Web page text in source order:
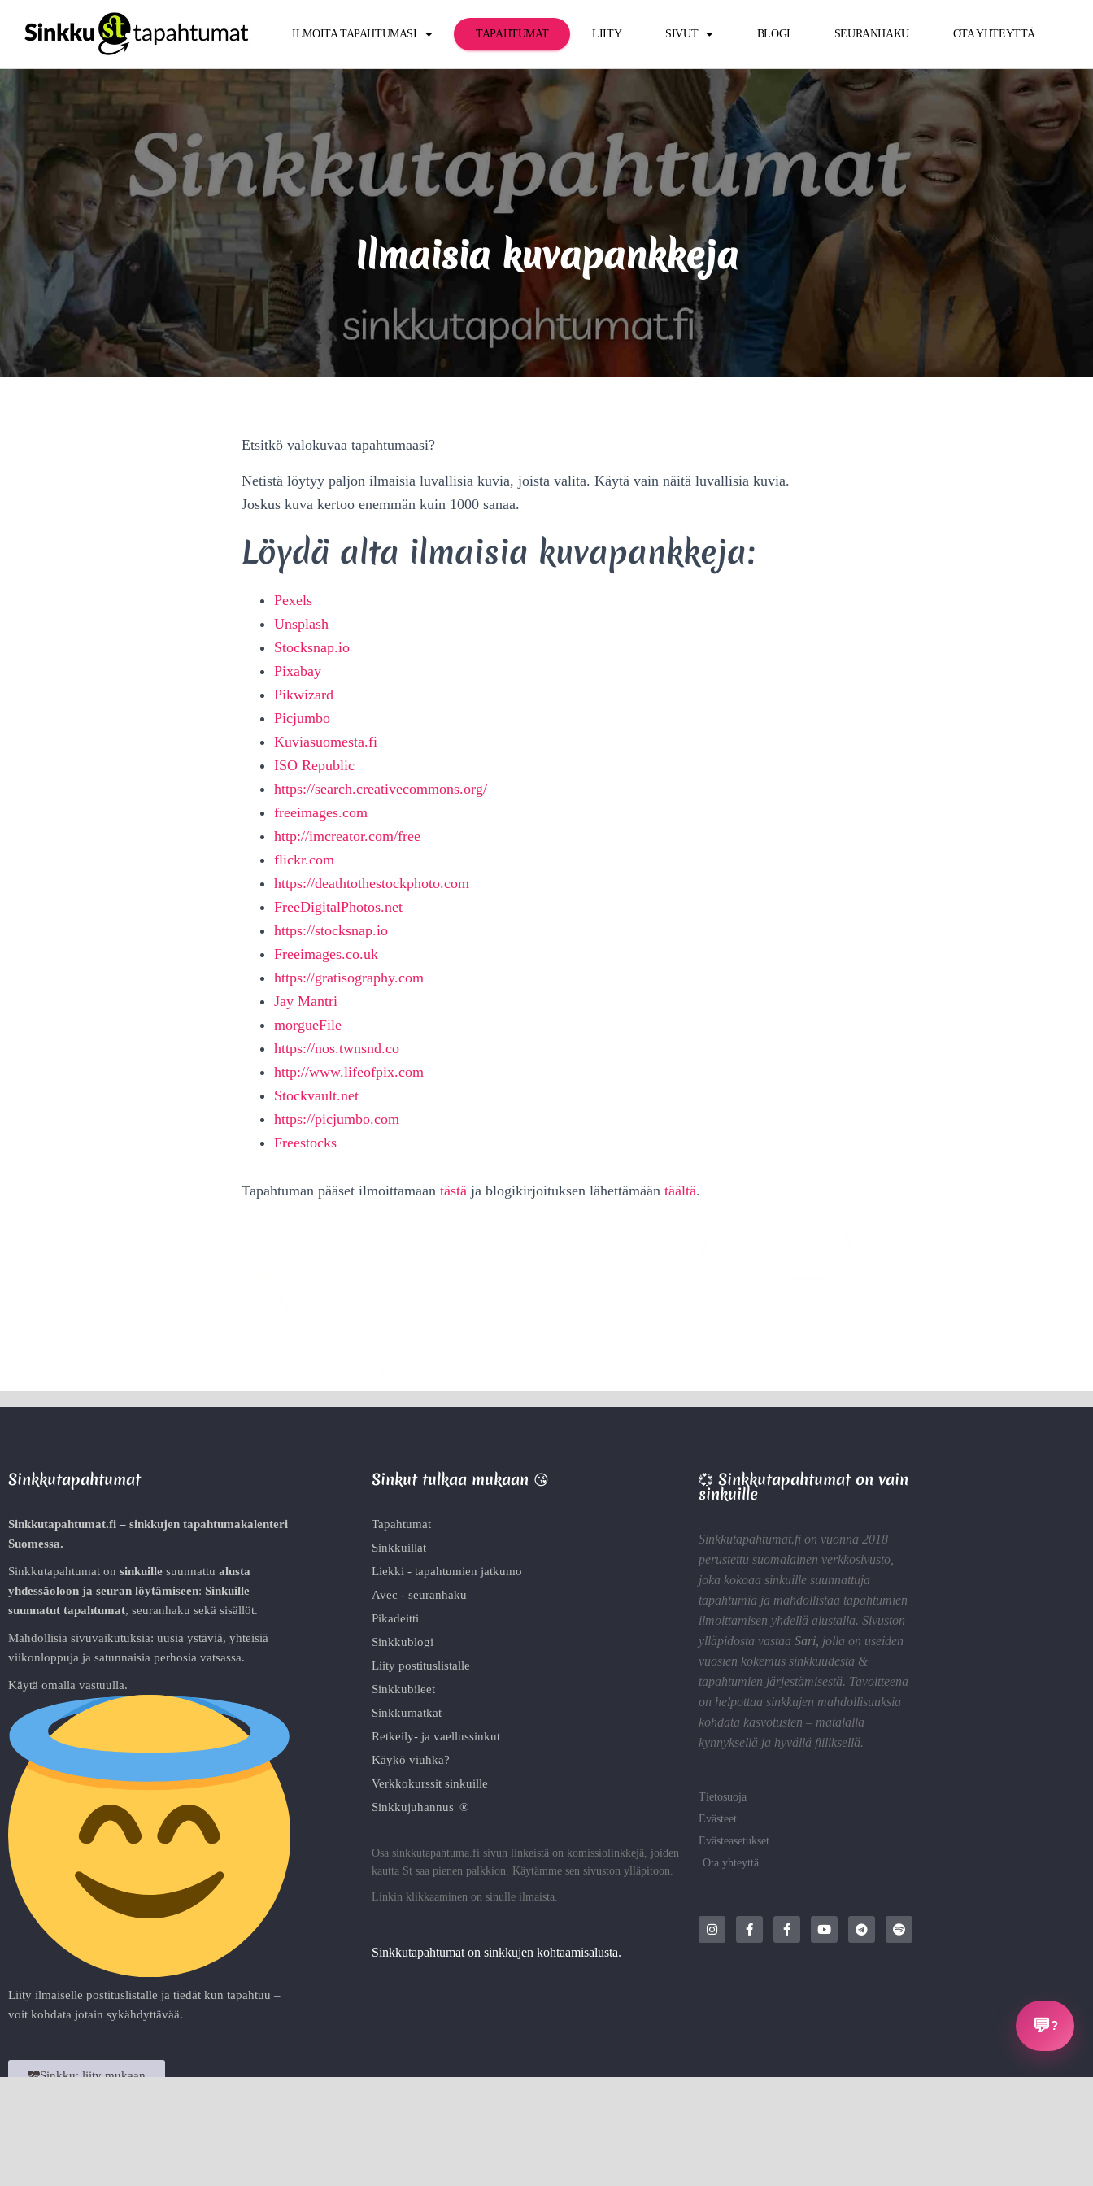
ILMOITA TAPAHTUMASI TAPAHTUMAT LIITY SIVUT BLOGI SEURANHAKU OTA YHTEYTTÄ
Ilmaisia kuvapankkeja
Etsitkö valokuvaa tapahtumaasi?
Netistä löytyy paljon ilmaisia luvallisia kuvia, joista valita. Käytä vain näitä luvallisia kuvia.
Joskus kuva kertoo enemmän kuin 1000 sanaa.
Löydä alta ilmaisia kuvapankkeja:
Pexels
Unsplash
Stocksnap.io
Pixabay
Pikwizard
Picjumbo
Kuviasuomesta.fi
ISO Republic
https://search.creativecommons.org/
freeimages.com
http://imcreator.com/free
flickr.com
https://deathtothestockphoto.com
FreeDigitalPhotos.net
https://stocksnap.io
Freeimages.co.uk
https://gratisography.com
Jay Mantri
morgueFile
https://nos.twnsnd.co
http://www.lifeofpix.com
Stockvault.net
https://picjumbo.com
Freestocks
Tapahtuman pääset ilmoittamaan tästä ja blogikirjoituksen lähettämään täältä.
💬?
Sinkkutapahtumat
Sinkkutapahtumat.fi – sinkkujen tapahtumakalenteri
Suomessa.
Sinkkutapahtumat on sinkuille suunnattu alusta
yhdessäoloon ja seuran löytämiseen: Sinkuille
suunnatut tapahtumat, seuranhaku sekä sisällöt.
Mahdollisia sivuvaikutuksia: uusia ystäviä, yhteisiä
viikonloppuja ja satunnaisia perhosia vatsassa.
Käytä omalla vastuulla.
Liity ilmaiselle postituslistalle ja tiedät kun tapahtuu –
voit kohdata jotain sykähdyttävää.
Sinkku: liity mukaan
Sinkut tulkaa mukaan 😘
Tapahtumat
Sinkkuillat
Liekki - tapahtumien jatkumo
Avec - seuranhaku
Pikadeitti
Sinkkublogi
Liity postituslistalle
Sinkkubileet
Sinkkumatkat
Retkeily- ja vaellussinkut
Käykö viuhka?
Verkkokurssit sinkuille
Sinkkujuhannus ®
Osa sinkkutapahtuma.fi sivun linkeistä on komissiolinkkejä, joiden
kautta St saa pienen palkkion. Käytämme sen sivuston ylläpitoon.
Linkin klikkaaminen on sinulle ilmaista.
Sinkkutapahtumat on sinkkujen kohtaamisalusta.
💞 Sinkkutapahtumat on vain
sinkuille
Sinkkutapahtumat.fi on vuonna 2018
perustettu suomalainen verkkosivusto,
joka kokoaa sinkuille suunnattuja
tapahtumia ja mahdollistaa tapahtumien
ilmoittamisen yhdellä alustalla. Sivuston
ylläpidosta vastaa Sari, jolla on useiden
vuosien kokemus sinkkuudesta &
tapahtumien järjestämisestä. Tavoitteena
on helpottaa sinkkujen mahdollisuuksia
kohdata kasvotusten – matalalla
kynnyksellä ja hyvällä fiiliksellä.
Tietosuoja
Evästeet
Evästeasetukset
Ota yhteyttä